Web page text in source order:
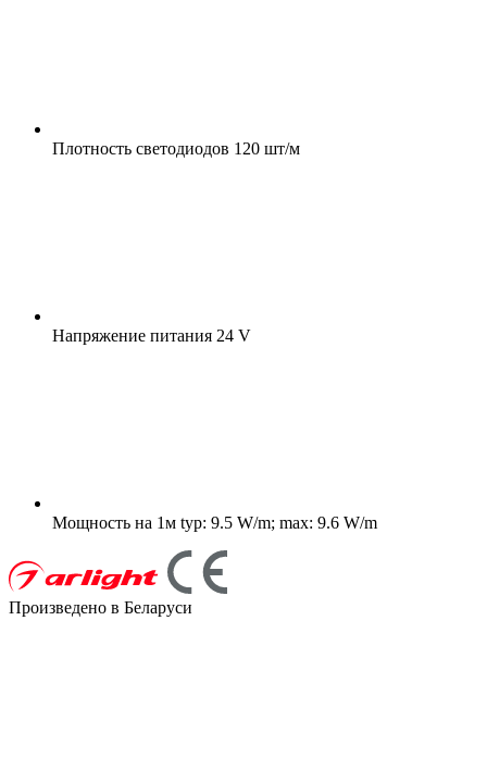
Плотность светодиодов 120 шт/м
Напряжение питания 24 V
Мощность на 1м typ: 9.5 W/m; max: 9.6 W/m
Произведено в Беларуси